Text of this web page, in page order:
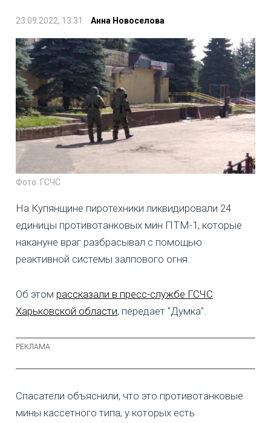
23.09.2022, 13:31 Анна Новоселова
Фото: ГСЧС
На Купянщине пиротехники ликвидировали 24
единицы противотанковых мин ПТМ-1, которые
накануне враг разбрасывал с помощью
реактивной системы залпового огня.
Об этом рассказали в пресс-службе ГСЧС
Харьковской области, передает "Думка".
Спасатели объяснили, что это противотанковые
мины кассетного типа, у которых есть